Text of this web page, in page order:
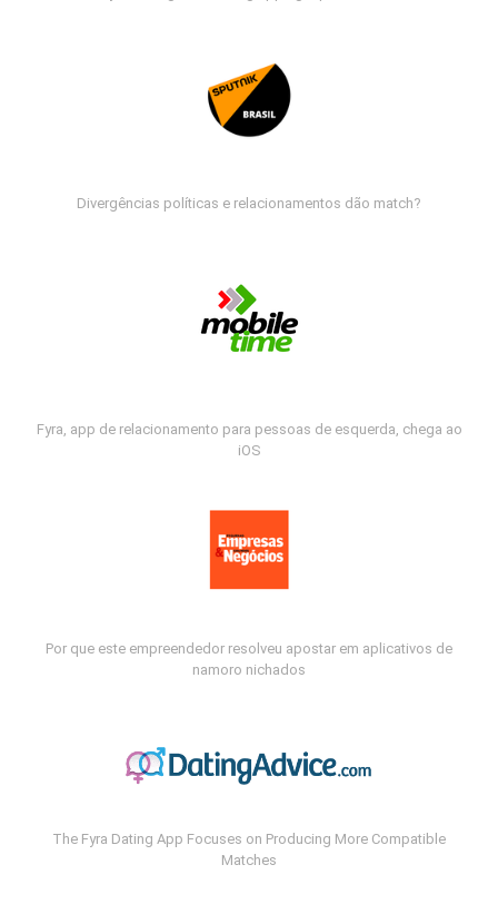
Divergências políticas e relacionamentos dão match?
Fyra, app de relacionamento para pessoas de esquerda, chega ao
iOS
Por que este empreendedor resolveu apostar em aplicativos de
namoro nichados
The Fyra Dating App Focuses on Producing More Compatible
Matches